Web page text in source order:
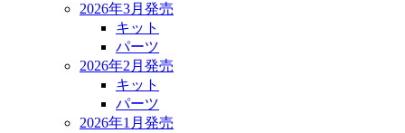
2026年3月発売
キット
パーツ
2026年2月発売
キット
パーツ
2026年1月発売